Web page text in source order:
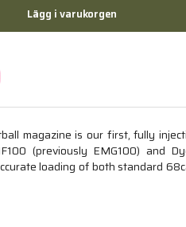
Lägg i varukorgen
magazine is our first, fully
(previously EMG100) and
loading of both standard